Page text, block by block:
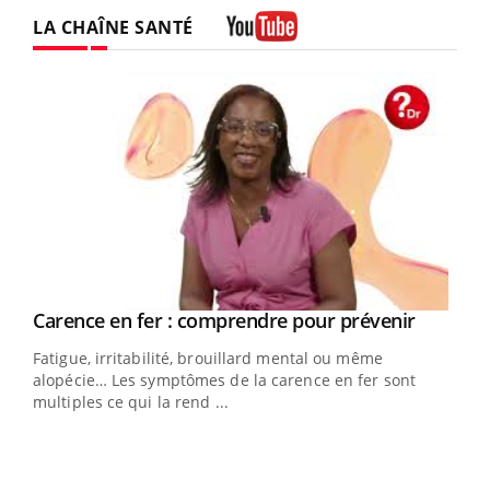
LA CHAÎNE SANTÉ
Youtube
Carence en fer : comprendre pour prévenirYoutube
Fatigue, irritabilité, brouillard mental ou même
alopécie… Les symptômes de la carence en fer sont
multiples ce qui la rend ...